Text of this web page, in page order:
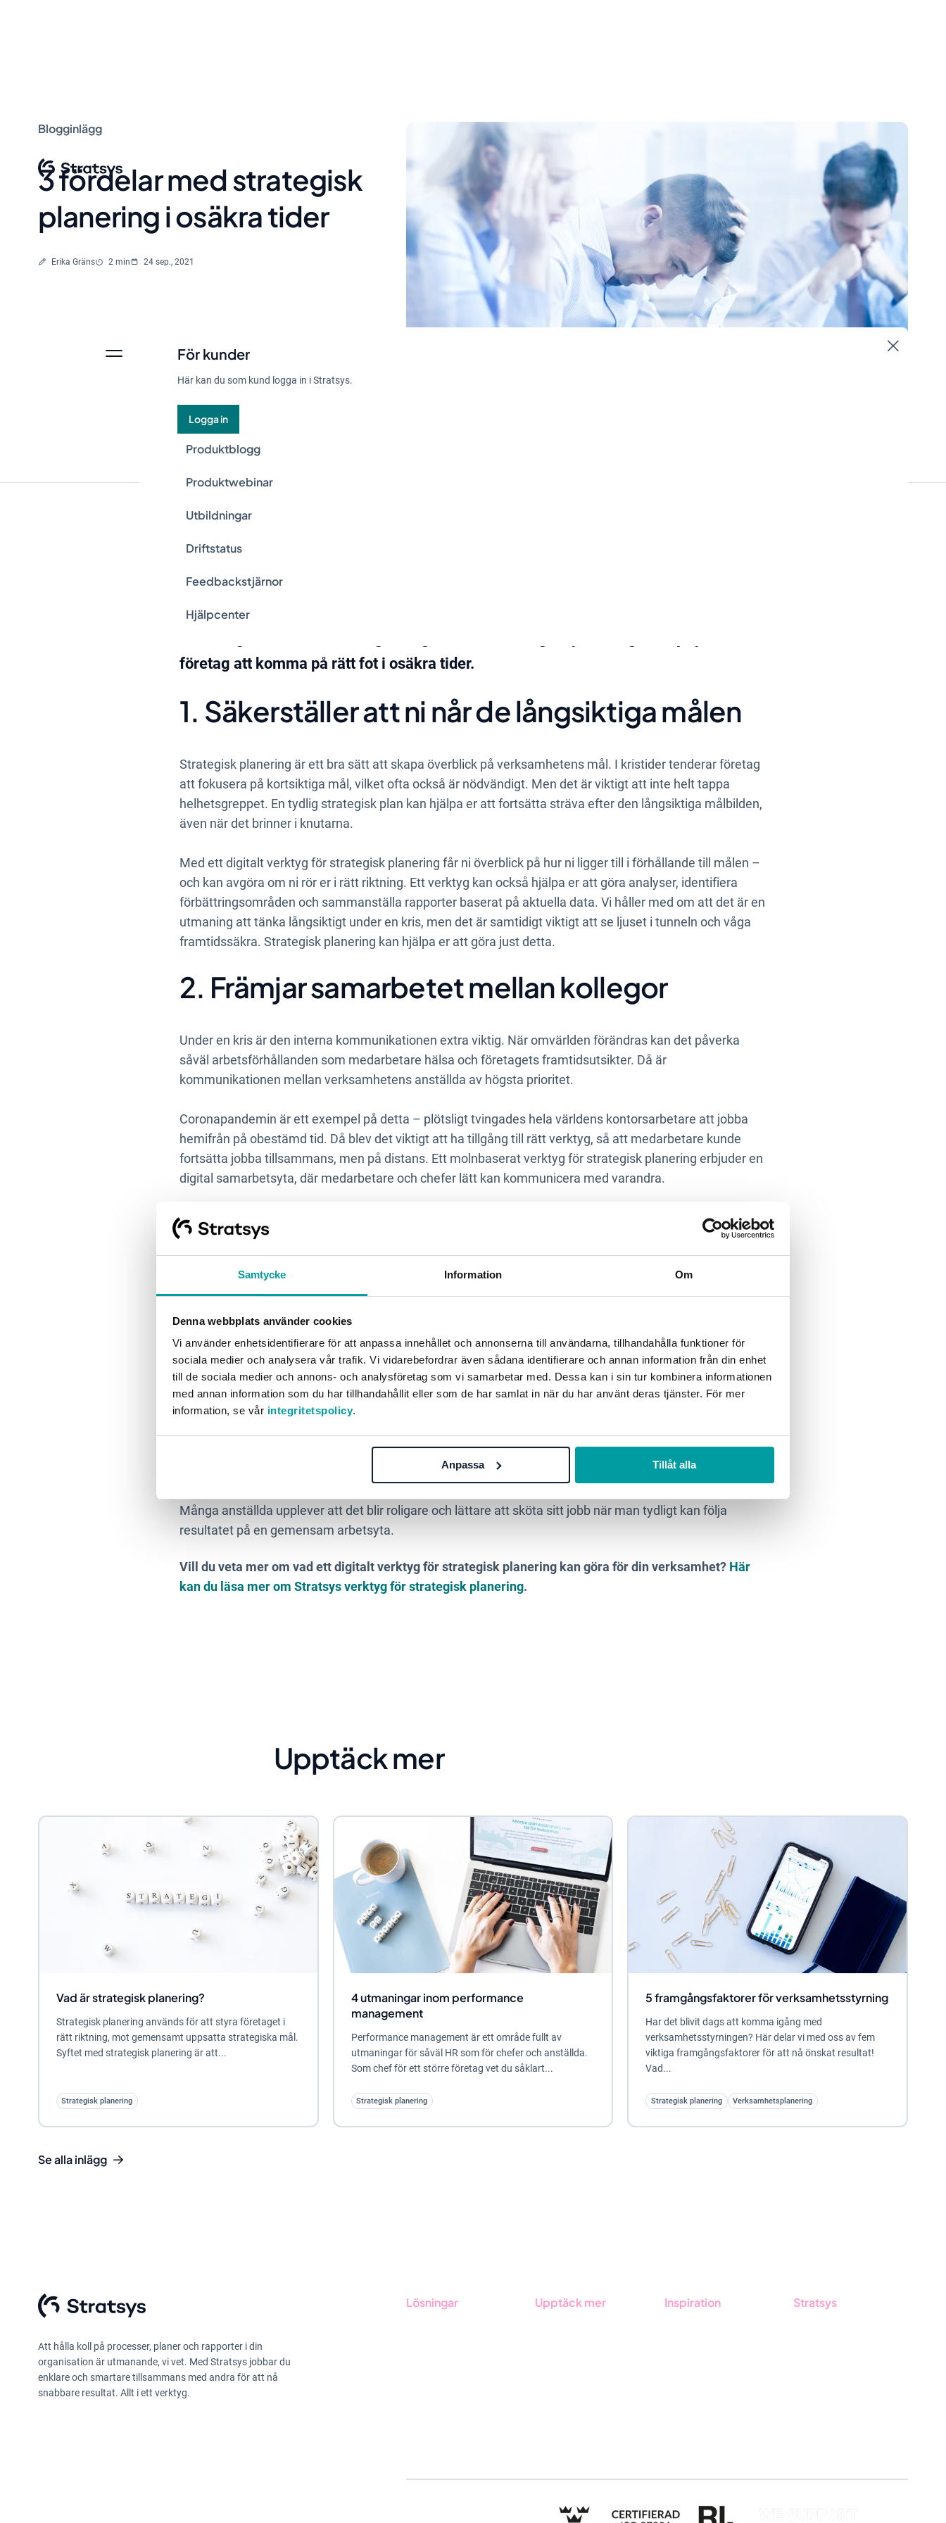
Samtycke Information Om
Denna webbplats använder cookies
Vi använder enhetsidentifierare för att anpassa innehållet och annonserna till användarna, tillhandahålla funktioner för
sociala medier och analysera vår trafik. Vi vidarebefordrar även sådana identifierare och annan information från din enhet
till de sociala medier och annons- och analysföretag som vi samarbetar med. Dessa kan i sin tur kombinera informationen
med annan information som du har tillhandahållit eller som de har samlat in när du har använt deras tjänster. För mer
information, se vår integritetspolicy.
Anpassa Tillåt alla
För kunder
Här kan du som kund logga in i Stratsys.
Logga in
Produktblogg
Produktwebinar
Utbildningar
Driftstatus
Feedbackstjärnor
Hjälpcenter
Blogginlägg
3 fördelar med strategisk
planering i osäkra tider
Skriven av
Erika Gräns Lästid
2 min 24 sep., 2021
Hur viktig är egentligen företagets strategiska planering i kristider? Under 2020
har ställt nya krav på organisationer världen över. Ett digitalt verktyg för strategisk
planering kan hjälpa dig att styra verksamheten i rätt riktning, vilket kan vara en
företag att komma på rätt fot i osäkra tider.
1. Säkerställer att ni når de långsiktiga målen
Strategisk planering är ett bra sätt att skapa överblick på verksamhetens mål. I kristider tenderar företag
att fokusera på kortsiktiga mål, vilket ofta också är nödvändigt. Men det är viktigt att inte helt tappa
helhetsgreppet. En tydlig strategisk plan kan hjälpa er att fortsätta sträva efter den långsiktiga målbilden,
även när det brinner i knutarna.
Med ett digitalt verktyg för strategisk planering får ni överblick på hur ni ligger till i förhållande till målen –
och kan avgöra om ni rör er i rätt riktning. Ett verktyg kan också hjälpa er att göra analyser, identifiera
förbättringsområden och sammanställa rapporter baserat på aktuella data. Vi håller med om att det är en
utmaning att tänka långsiktigt under en kris, men det är samtidigt viktigt att se ljuset i tunneln och våga
framtidssäkra. Strategisk planering kan hjälpa er att göra just detta.
2. Främjar samarbetet mellan kollegor
Under en kris är den interna kommunikationen extra viktig. När omvärlden förändras kan det påverka
såväl arbetsförhållanden som medarbetare hälsa och företagets framtidsutsikter. Då är
kommunikationen mellan verksamhetens anställda av högsta prioritet.
Coronapandemin är ett exempel på detta – plötsligt tvingades hela världens kontorsarbetare att jobba
hemifrån på obestämd tid. Då blev det viktigt att ha tillgång till rätt verktyg, så att medarbetare kunde
fortsätta jobba tillsammans, men på distans. Ett molnbaserat verktyg för strategisk planering erbjuder en
digital samarbetsyta, där medarbetare och chefer lätt kan kommunicera med varandra.
Någon slags gemensam plattform är alltid att föredra, oavsett om man jobbar på distans eller inte. Det
kan också främja samarbetet mellan medarbetare som jobbar i olika länder, olika byggnader eller bara på
olika våningsplan.
3. Underlättar för distansjobb
Att snabbt kunna dela och ta del av arbetsrelaterad information blir allt viktigare i kristider. Beslut kan
behöva fattas snabbt, arbetssätt förändras och policys uppdateras. Här blir det extra fördelaktigt att
investera i ett verktyg för strategisk planering. Med ett digitalt verktyg behöver till exempel inte
omställningen till distansjobb bli särskilt svår ­– anställda kan snabbt komma åt relevant information, när
Det är också ett sätt att öka produktiviteten i organisationen. Eftersom det blir lättare att få överblick på
Många anställda upplever att det blir roligare och lättare att sköta sitt jobb när man tydligt kan följa
resultatet på en gemensam arbetsyta.
Vill du veta mer om vad ett digitalt verktyg för strategisk planering kan göra för din verksamhet? Här
kan du läsa mer om Stratsys verktyg för strategisk planering.
Upptäck mer
Vad är strategisk planering?
Strategisk planering används för att styra företaget i
rätt riktning, mot gemensamt uppsatta strategiska mål.
Syftet med strategisk planering är att...
Strategisk planering
4 utmaningar inom performance
management
Performance management är ett område fullt av
utmaningar för såväl HR som för chefer och anställda.
Som chef för ett större företag vet du såklart...
Strategisk planering
5 framgångsfaktorer för verksamhetsstyrning
Har det blivit dags att komma igång med
verksamhetsstyrningen? Här delar vi med oss av fem
viktiga framgångsfaktorer för att nå önskat resultat!
Vad...
Strategisk planering Verksamhetsplanering
Se alla inlägg
Att hålla koll på processer, planer och rapporter i din
organisation är utmanande, vi vet. Med Stratsys jobbar du
enklare och smartare tillsammans med andra för att nå
snabbare resultat. Allt i ett verktyg.
Lösningar Upptäck mer Inspiration Stratsys